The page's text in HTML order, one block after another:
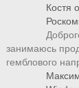
Костя
занимаюсь
гемблового